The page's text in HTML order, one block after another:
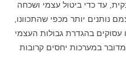
עד כדי ביטול עצמי ושכחה
נותנים יותר מכפי שהתכוונו,
בהגדרת גבולות העצמי
במערכות יחסים קרובות